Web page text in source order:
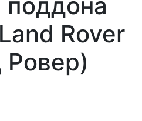
Rover
Ровер)